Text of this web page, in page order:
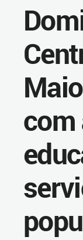
com